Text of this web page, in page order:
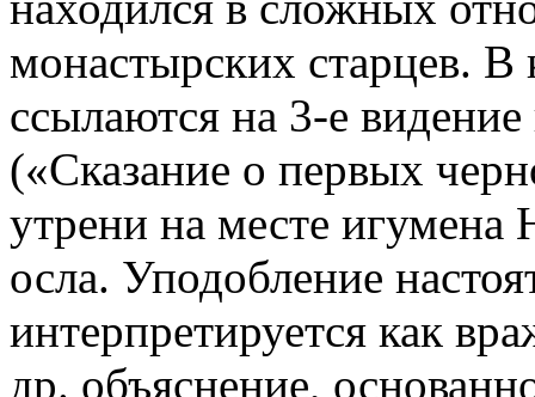
монастырских старцев. В
ссылаются на 3-е
(«Сказание о первых
утрени на месте
осла. Уподобление
интерпретируется как
др. объяснение,